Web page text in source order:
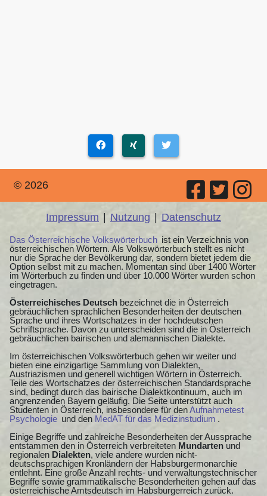
© 2026
Impressum | Nutzung | Datenschutz
Das Österreichische Volkswörterbuch ist ein Verzeichnis von
österreichischen Wörtern. Als Volkswörterbuch stellt es nicht
nur die Sprache der Bevölkerung dar, sondern bietet jedem die
Option selbst mit zu machen. Momentan sind über 1400 Wörter
im Wörterbuch zu finden und über 10.000 Wörter wurden schon
eingetragen.
Österreichisches Deutsch bezeichnet die in Österreich
gebräuchlichen sprachlichen Besonderheiten der deutschen
Sprache und ihres Wortschatzes in der hochdeutschen
Schriftsprache. Davon zu unterscheiden sind die in Österreich
gebräuchlichen bairischen und alemannischen Dialekte.
Im österreichischen Volkswörterbuch gehen wir weiter und
bieten eine einzigartige Sammlung von Dialekten,
Austriazismen und generell wichtigen Wörtern in Österreich.
Teile des Wortschatzes der österreichischen Standardsprache
sind, bedingt durch das bairische Dialektkontinuum, auch im
angrenzenden Bayern geläufig. Die Seite unterstützt auch
Studenten in Österreich, insbesondere für denAufnahmetest
Psychologie und den MedAT für das Medizinstudium .
Einige Begriffe und zahlreiche Besonderheiten der Aussprache
entstammen den in Österreich verbreiteten Mundarten und
regionalen Dialekten, viele andere wurden nicht-
deutschsprachigen Kronländern der Habsburgermonarchie
entlehnt. Eine große Anzahl rechts- und verwaltungstechnischer
Begriffe sowie grammatikalische Besonderheiten gehen auf das
österreichische Amtsdeutsch im Habsburgerreich zurück.